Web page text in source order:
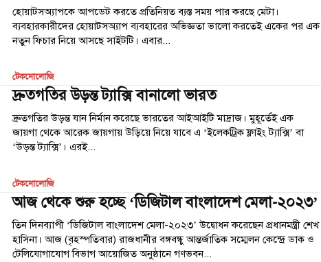
হোয়াটসঅ্যাপকে আপডেট করতে প্রতিনিয়ত ব্যস্ত সময় পার করছে মেটা।
ব্যবহারকারীদের হোয়াটসঅ্যাপ ব্যবহারের অভিজ্ঞতা ভালো করতেই একের পর এক
নতুন ফিচার নিয়ে আসছে সাইটটি। এবার...
টেকনোলোজি
দ্রুতগতির ‍উড়ন্ত ট্যাক্সি বানালো ভারত
দ্রুতগতির ‍উড়ন্ত যান নির্মান করেছে ভারতের আইআইটি মাদ্রাজ। মুহূর্তেই এক
জায়গা থেকে আরেক জায়গায় উড়িয়ে নিয়ে যাবে এ ‘ইলেকট্রিক ফ্লাইং ট্যাক্সি’ বা
‘উড়ন্ত ট্যাক্সি’। এরই...
টেকনোলোজি
আজ থেকে শুরু হচ্ছে ‘ডিজিটাল বাংলাদেশ মেলা-২০২৩’
তিন দিনব্যাপী ‘ডিজিটাল বাংলাদেশ মেলা-২০২৩’ উদ্বোধন করেছেন প্রধানমন্ত্রী শেখ
হাসিনা। আজ (বৃহস্পতিবার) রাজধানীর বঙ্গবন্ধু আন্তর্জাতিক সম্মেলন কেন্দ্রে ডাক ও
টেলিযোগাযোগ বিভাগ আয়োজিত অনুষ্ঠানে গণভবন...